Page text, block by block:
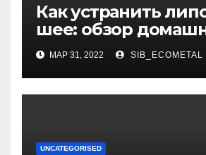
Как устранить
шее: обзор
методов лечения
МАР 31, 2022 SIB_ECOMETAL
UNCATEGORISED